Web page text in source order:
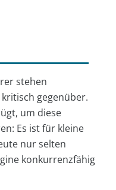
stehen
gegenüber.
um diese
Es ist für kleine
nur selten
konkurrenzfähig